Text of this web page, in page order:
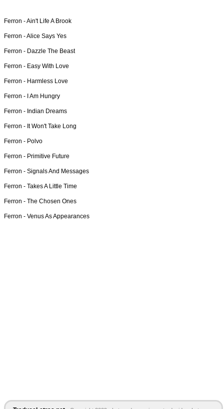
Ferron -Ain't Life A Brook
Ferron -Alice Says Yes
Ferron - Dazzle The Beast
Ferron - Easy With Love
Ferron - Harmless Love
Ferron - I Am Hungry
Ferron - Indian Dreams
Ferron - It Won't Take Long
Ferron - Polvo
Ferron - Primitive Future
Ferron - Signals And Messages
Ferron - Takes A Little Time
Ferron - The Chosen Ones
Ferron - Venus As Appearances